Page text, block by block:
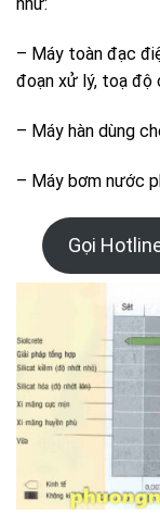
như:
– Máy toàn đạc
đoạn xử lý, toạ
– Máy hàn dùng
– Máy bơm nước
Gọi